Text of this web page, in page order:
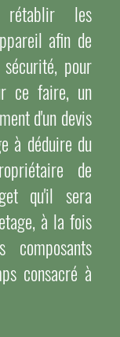
les
afin de
pour
ce faire, un
d'un devis
à déduire du
de
qu'il sera
à la fois
consacré à